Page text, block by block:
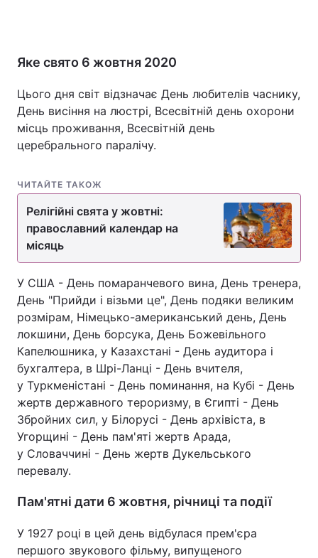
Україна Політика
Економіка Світ
Спорт Наука
Техно і зв'язок
Зброя
Здоров'я
Цікавинки
Екологія Регіони
Лонгріди
Відео з Youtube Статті
Інтерв'ю Думки
Архів Вакансії
Контакти
Послуги
Яке свято 6 жовтня 2020
Цього дня світ відзначає День любителів часнику,
День висіння на люстрі, Всесвітній день охорони
місць проживання, Всесвітній день
церебрального паралічу.
ЧИТАЙТЕ ТАКОЖ
Релігійні свята у жовтні:
православний календар на
місяць
У США - День помаранчевого вина, День тренера,
День "Прийди і візьми це", День подяки великим
розмірам, Німецько-американський день, День
локшини, День борсука, День Божевільного
Капелюшника, у Казахстані - День аудитора і
бухгалтера, в Шрі-Ланці - День вчителя,
у Туркменістані - День поминання, на Кубі - День
жертв державного тероризму, в Єгипті - День
Збройних сил, у Білорусі - День архівіста, в
Угорщині - День пам'яті жертв Арада,
у Словаччині - День жертв Дукельського
перевалу.
Пам'ятні дати 6 жовтня, річниці та події
У 1927 році в цей день відбулася прем'єра
першого звукового фільму, випущеного